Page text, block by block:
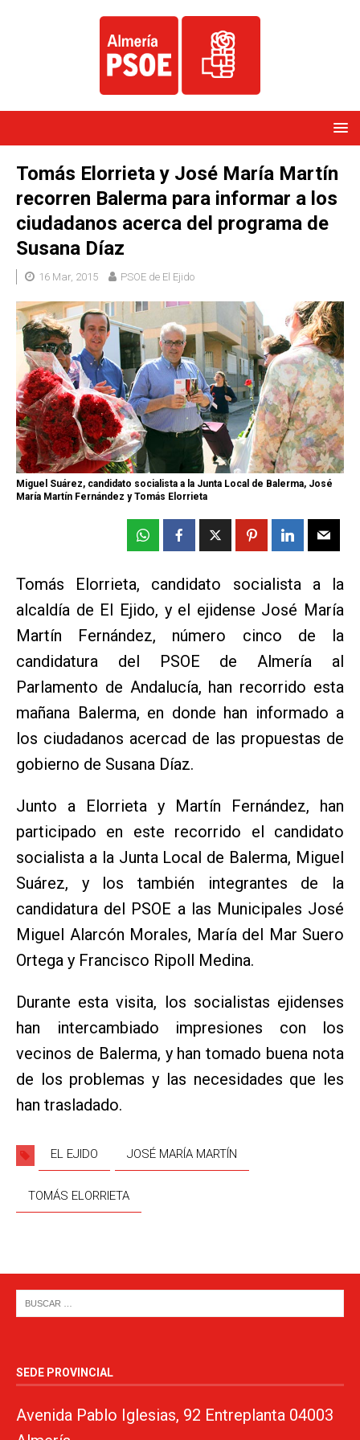
Tomás Elorrieta y José María Martín
recorren Balerma para informar a los
ciudadanos acerca del programa de
Susana Díaz
16 Mar, 2015 PSOE de El Ejido
Miguel Suárez, candidato socialista a la Junta Local de Balerma, José
María Martín Fernández y Tomás Elorrieta
Tomás Elorrieta, candidato socialista a la
alcaldía de El Ejido, y el ejidense José María
Martín Fernández, número cinco de la
candidatura del PSOE de Almería al
Parlamento de Andalucía, han recorrido esta
mañana Balerma, en donde han informado a
los ciudadanos acercad de las propuestas de
gobierno de Susana Díaz.
Junto a Elorrieta y Martín Fernández, han
participado en este recorrido el candidato
socialista a la Junta Local de Balerma, Miguel
Suárez, y los también integrantes de la
candidatura del PSOE a las Municipales José
Miguel Alarcón Morales, María del Mar Suero
Ortega y Francisco Ripoll Medina.
Durante esta visita, los socialistas ejidenses
han intercambiado impresiones con los
vecinos de Balerma, y han tomado buena nota
de los problemas y las necesidades que les
han trasladado.
EL EJIDO JOSÉ MARÍA MARTÍN
TOMÁS ELORRIETA
SEDE PROVINCIAL
Avenida Pablo Iglesias, 92 Entreplanta 04003